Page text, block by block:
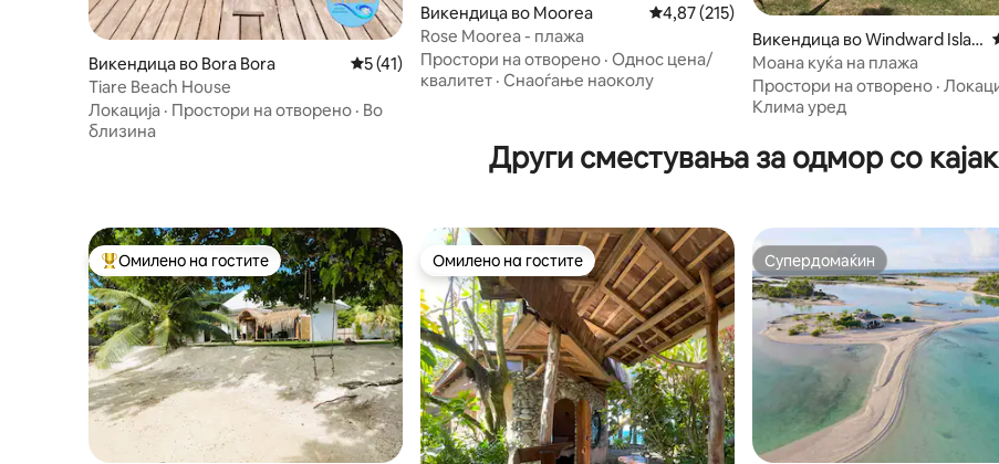
Викендица во Bora Bora Просечна оцена: 5 од 5, 41 рецензии
5 (41)
Tiare Beach House
Локација · Простори на отворено · Во
близина
Викендица во Moorea Просечна оцена: 4,87 од 5, 215 рецензии
4,87 (215)
Rose Moorea - плажа
Простори на отворено · Однос цена/
квалитет · Снаоѓање наоколу
Викендица во Windward Islan
ds
Моана куќа на плажа
Простори на отворено ·
Клима уред
Други сместувања за одмор со кајак
Меѓу најуспешните „Омилени на гостите“
Омилено на гостите Омилено на гостите
Омилено на гостите Супердомаќин
Супердомаќин